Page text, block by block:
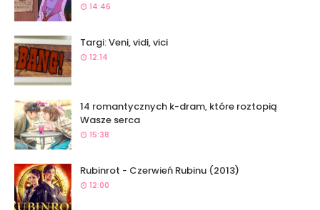
14:46
Targi: Veni, vidi, vici
12:14
14 romantycznych k-dram, które roztopią
Wasze serca
15:38
Rubinrot - Czerwień Rubinu (2013)
12:00